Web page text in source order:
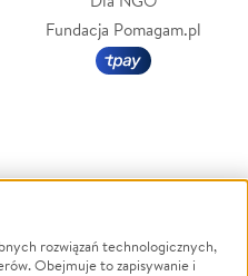
Fundacja Pomagam.pl
Powódź
rozwiązań technologicznych,
Obejmuje to zapisywanie i